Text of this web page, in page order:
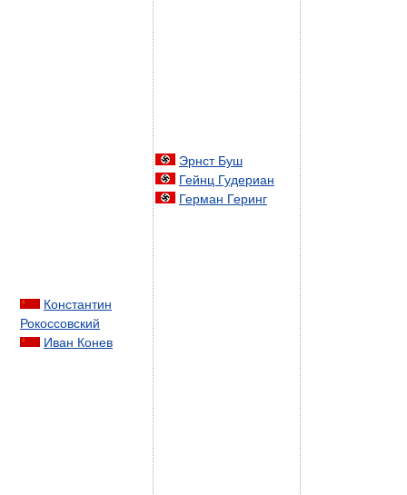
Константин
Рокоссовский
Иван Конев
Эрнст Буш
Гейнц Гудериан
Герман Геринг